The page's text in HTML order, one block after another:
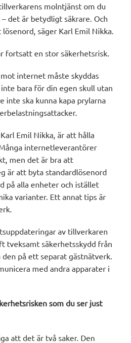
molntjänst om du
det är betydligt säkrare. Och
säger Karl Emil Nikka.
fortsatt en stor säkerhetsrisk.
internet måste skyddas
bara för din egen skull utan
inte ska kunna kapa prylarna
Emil Nikka, är att hålla
internetleverantörer
men det är bra att
är att byta standardlösenord
på alla enheter och istället
varianter. Ett annat tips är
av tillverkaren
tveksamt säkerhetsskydd från
på ett separat gästnätverk.
med andra apparater i
som du ser just
att det är två saker. Den